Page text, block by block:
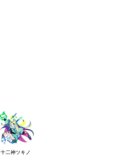
十二神ツキノ